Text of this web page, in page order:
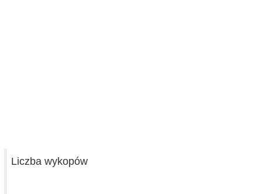
Liczba wykopów